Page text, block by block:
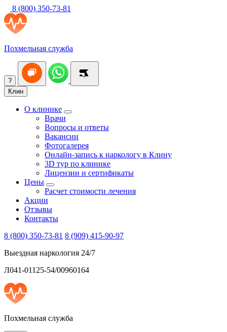
8 (800) 350-73-81
Похмельная служба
?
Клин
О клинике
Врачи
Вопросы и ответы
Вакансии
Фотогалерея
Онлайн-запись к наркологу в Клину
3D тур по клинике
Лицензии и сертификаты
Цены
Расчет стоимости лечения
Акции
Отзывы
Контакты
8 (800) 350-73-81 8 (909) 415-90-97
Выездная наркология 24/7
Л041-01125-54/00960164
Похмельная служба